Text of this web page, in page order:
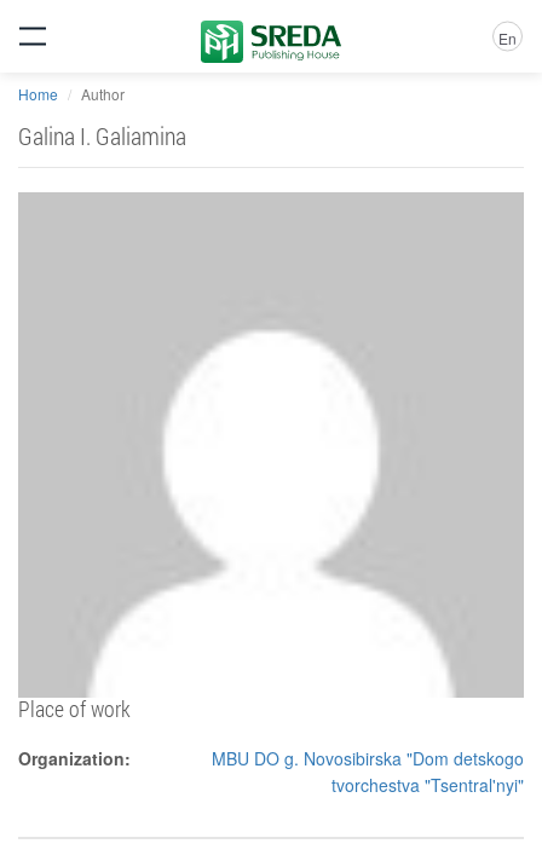
En
Home Author
Galina I. Galiamina
Place of work
Organization:
MBU DO g. Novosibirska "Dom detskogo
tvorchestva "Tsentral'nyi"